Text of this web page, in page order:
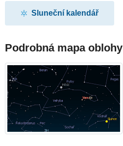
Sluneční kalendář
Podrobná mapa oblohy